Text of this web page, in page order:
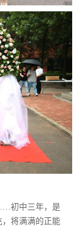
初中三年，是
将满满的正能